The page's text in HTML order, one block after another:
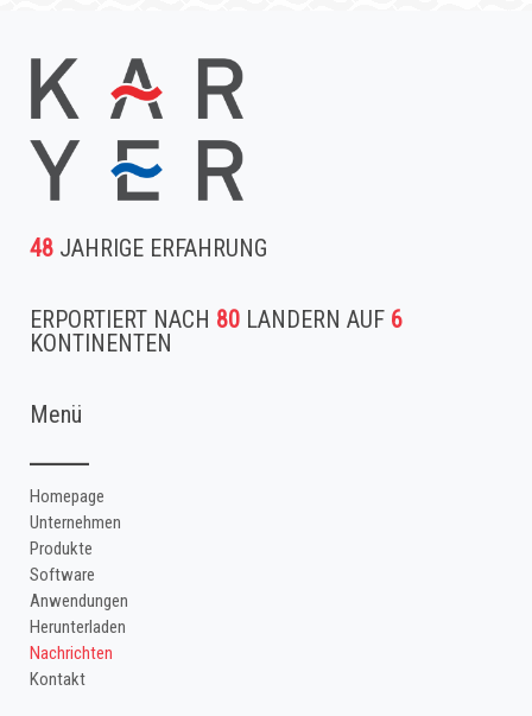
48 JAHRIGE ERFAHRUNG
ERPORTIERT NACH 80 LANDERN AUF 6
KONTINENTEN
Menü
Homepage
Unternehmen
Produkte
Software
Anwendungen
Herunterladen
Nachrichten
Kontakt